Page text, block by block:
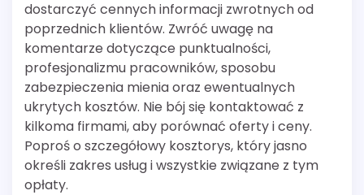
dostarczyć cennych informacji zwrotnych od
poprzednich klientów. Zwróć uwagę na
komentarze dotyczące punktualności,
profesjonalizmu pracowników, sposobu
zabezpieczenia mienia oraz ewentualnych
ukrytych kosztów. Nie bój się kontaktować z
kilkoma firmami, aby porównać oferty i ceny.
Poproś o szczegółowy kosztorys, który jasno
określi zakres usług i wszystkie związane z tym
opłaty.